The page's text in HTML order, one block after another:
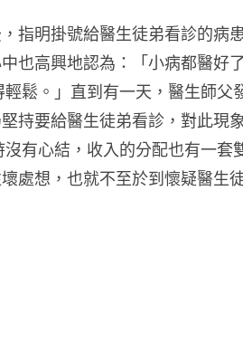
指明掛號給醫生徒弟看診的病
也高興地認為：「小病都醫好
輕鬆。」直到有一天，醫生師父
持要給醫生徒弟看診，對此現
有心結，收入的分配也有一套
處想，也就不至於到懷疑醫生